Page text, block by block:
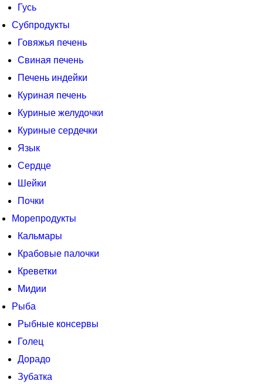
Гусь
Субпродукты
Говяжья печень
Свиная печень
Печень индейки
Куриная печень
Куриные желудочки
Куриные сердечки
Язык
Сердце
Шейки
Почки
Морепродукты
Кальмары
Крабовые палочки
Креветки
Мидии
Рыба
Рыбные консервы
Голец
Дорадо
Зубатка